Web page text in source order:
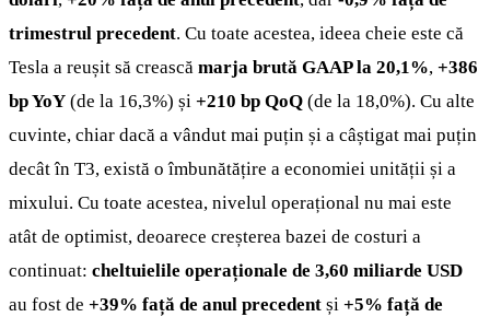
trimestrul precedent. Cu toate acestea, ideea cheie este că
Tesla a reușit să crească marja brută GAAP la 20,1%, +386
bp YoY (de la 16,3%) și +210 bp QoQ (de la 18,0%). Cu alte
cuvinte, chiar dacă a vândut mai puțin și a câștigat mai puțin
decât în T3, există o îmbunătățire a economiei unității și a
mixului. Cu toate acestea, nivelul operațional nu mai este
atât de optimist, deoarece creșterea bazei de costuri a
continuat: cheltuielile operaționale de 3,60 miliarde USD
au fost de +39% față de anul precedent și +5% față de